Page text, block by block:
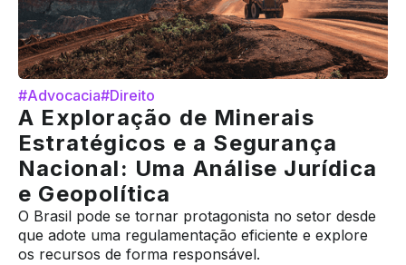
#Advocacia#Direito
A Exploração de Minerais
Estratégicos e a Segurança
Nacional: Uma Análise Jurídica
e Geopolítica
O Brasil pode se tornar protagonista no setor desde
que adote uma regulamentação eficiente e explore
os recursos de forma responsável.